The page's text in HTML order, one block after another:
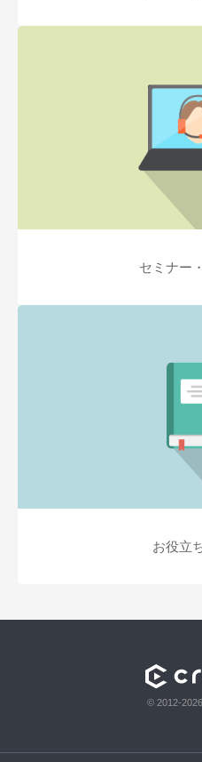
セミナー
お役立
© 2012-